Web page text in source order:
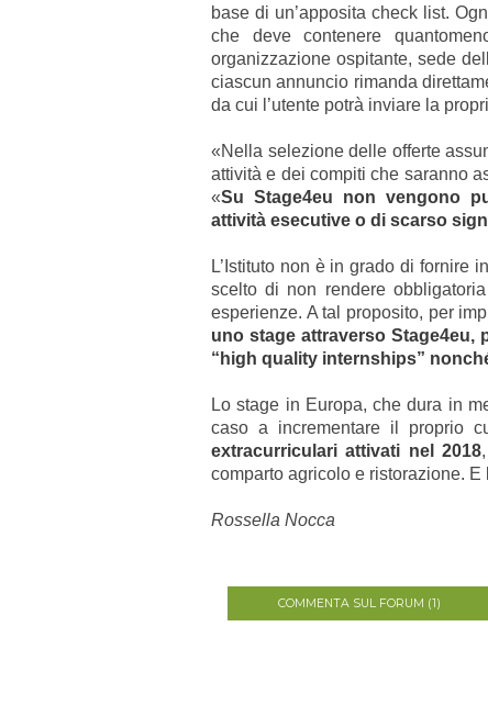
base di un’apposita check list.
che deve contenere
organizzazione ospitante, sede
ciascun annuncio rimanda
da cui l’utente potrà inviare la
«Nella selezione delle offerte
attività e dei compiti che saranno
«Su Stage4eu non vengono
attività esecutive o di scarso
L’Istituto non è in grado di fornire
scelto di non rendere
esperienze. A tal proposito, per
uno stage attraverso Stage4eu,
“high quality internships”
Lo stage in Europa, che dura in
caso a incrementare il proprio
extracurriculari attivati nel 2018
comparto agricolo e ristorazione. E
Rossella Nocca
COMMENTA SUL FORUM (1)